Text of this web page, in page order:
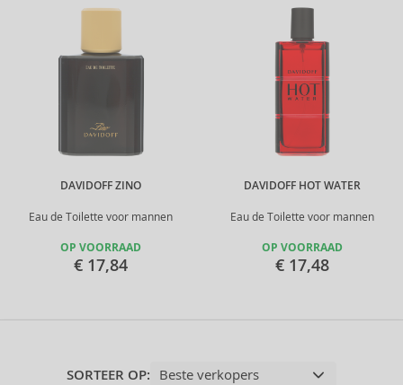
DAVIDOFF ZINO
Eau de Toilette voor mannen
OP VOORRAAD
€ 17,84
DAVIDOFF HOT WATER
Eau de Toilette voor mannen
OP VOORRAAD
€ 17,48
SORTEER OP: